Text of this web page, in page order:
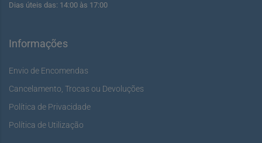
Dias úteis das: 14:00 às 17:00
Informações
Envio de Encomendas
Cancelamento, Trocas ou Devoluções
Política de Privacidade
Política de Utilização